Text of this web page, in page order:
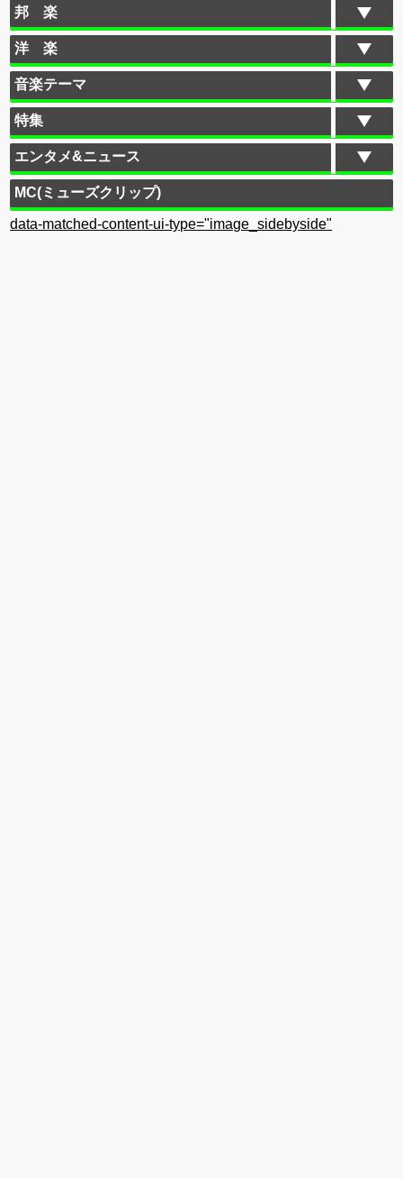
邦 楽
洋 楽
音楽テーマ
特集
エンタメ&ニュース
MC(ミューズクリップ)
data-matched-content-ui-type="image_sidebyside"